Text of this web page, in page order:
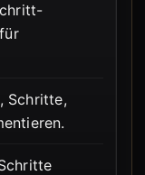
Schritte,